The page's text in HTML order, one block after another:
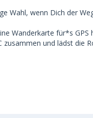
Wahl, wenn Dich der
Wanderkarte für*s
zusammen und lädst die